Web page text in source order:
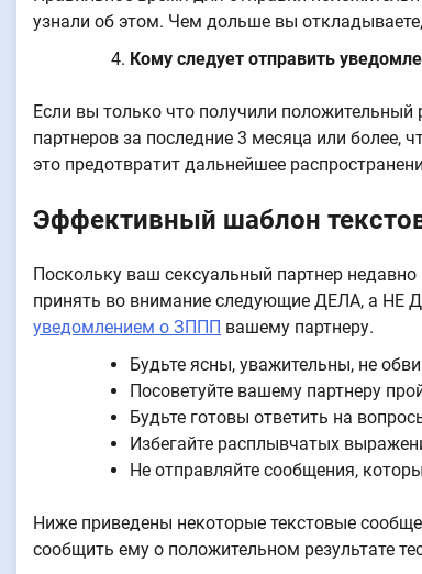
узнали об этом. Чем дольше вы
Кому следует отправить
Если вы только что получили
партнеров за последние 3 месяца или более,
это предотвратит дальнейшее
Эффективный шаблон
Поскольку ваш сексуальный партнер
принять во внимание следующие ДЕЛА, а НЕ
уведомлением о ЗППП вашему партнеру.
Будьте ясны, уважительны, не
Посоветуйте вашему партнеру
Будьте готовы ответить на
Избегайте расплывчатых
Не отправляйте сообщения,
Ниже приведены некоторые текстовые
сообщить ему о положительном результате